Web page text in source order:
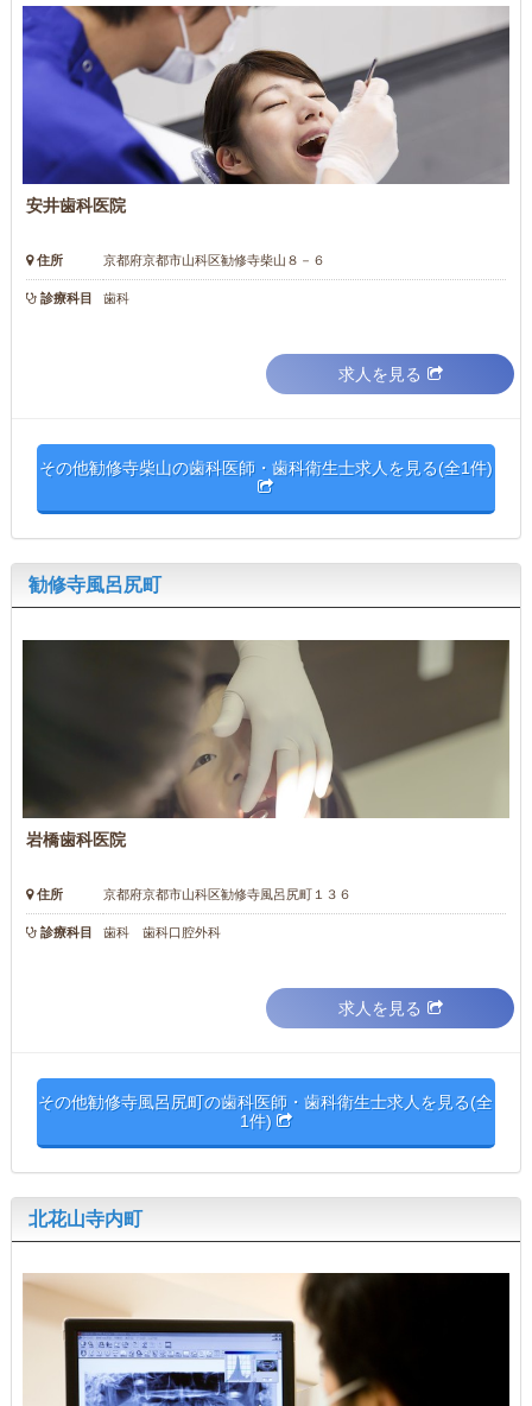
安井歯科医院
住所 京都府京都市山科区勧修寺柴山８－６
診療科目 歯科
求人を見る
その他勧修寺柴山の歯科医師・歯科衛生士求人を見る(全1件)
勧修寺風呂尻町
岩橋歯科医院
住所 京都府京都市山科区勧修寺風呂尻町１３６
診療科目 歯科 歯科口腔外科
求人を見る
その他勧修寺風呂尻町の歯科医師・歯科衛生士求人を見る(全
1件)
北花山寺内町